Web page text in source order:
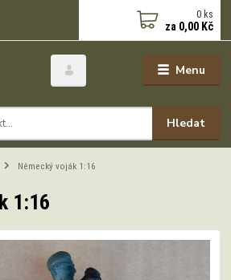
Menu
Hledat
0 ks
za 0,00 Kč
Německý voják 1:16
1:16